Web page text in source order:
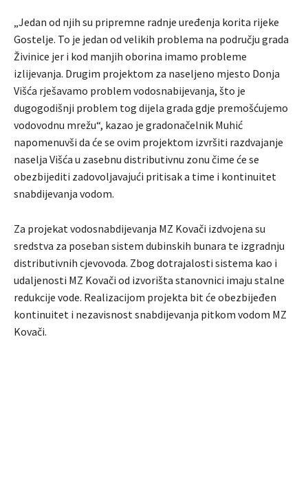
„Jedan od njih su pripremne radnje uređenja korita rijeke
Gostelje. To je jedan od velikih problema na području grada
Živinice jer i kod manjih oborina imamo probleme
izlijevanja. Drugim projektom za naseljeno mjesto Donja
Višća rješavamo problem vodosnabijevanja, što je
dugogodišnji problem tog dijela grada gdje premošćujemo
vodovodnu mrežu“, kazao je gradonačelnik Muhić
napomenuvši da će se ovim projektom izvršiti razdvajanje
naselja Višća u zasebnu distributivnu zonu čime će se
obezbijediti zadovoljavajući pritisak a time i kontinuitet
snabdijevanja vodom.
Za projekat vodosnabdijevanja MZ Kovači izdvojena su
sredstva za poseban sistem dubinskih bunara te izgradnju
distributivnih cjevovoda. Zbog dotrajalosti sistema kao i
udaljenosti MZ Kovači od izvorišta stanovnici imaju stalne
redukcije vode. Realizacijom projekta bit će obezbijeđen
kontinuitet i nezavisnost snabdijevanja pitkom vodom MZ
Kovači.